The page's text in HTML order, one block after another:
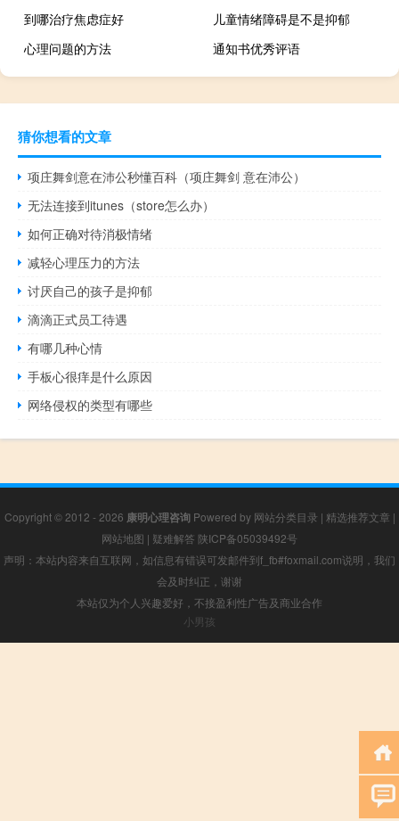
到哪治疗焦虑症好
儿童情绪障碍是不是抑郁
心理问题的方法
通知书优秀评语
猜你想看的文章
项庄舞剑意在沛公秒懂百科（项庄舞剑 意在沛公）
无法连接到itunes（store怎么办）
如何正确对待消极情绪
减轻心理压力的方法
讨厌自己的孩子是抑郁
滴滴正式员工待遇
有哪几种心情
手板心很痒是什么原因
网络侵权的类型有哪些
Copyright © 2012 - 2026 康明心理咨询Powered by 网站分类目录 | 精选推荐文章 |
网站地图 | 疑难解答 陕ICP备05039492号
声明：本站内容来自互联网，如信息有错误可发邮件到f_fb#foxmail.com说明，我们
会及时纠正，谢谢
本站仅为个人兴趣爱好，不接盈利性广告及商业合作
小男孩